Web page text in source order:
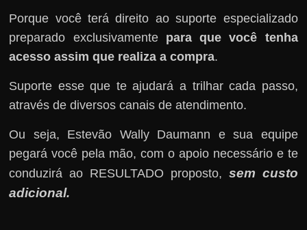
Porque você terá direito ao suporte especializado
preparado exclusivamente para que você tenha
acesso assim que realiza a compra.
Suporte esse que te ajudará a trilhar cada passo,
através de diversos canais de atendimento.
Ou seja, Estevão Wally Daumann e sua equipe
pegará você pela mão, com o apoio necessário e te
conduzirá ao RESULTADO proposto, sem custo
adicional.